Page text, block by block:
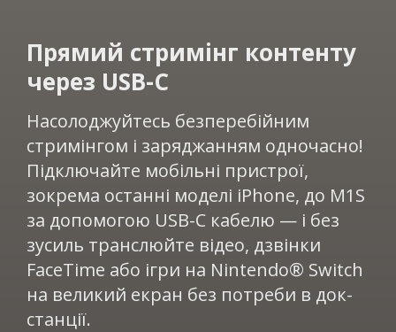
Прямий стримінг контенту
через USB-C​
Насолоджуйтесь безперебійним
стримінгом і заряджанням одночасно!
Підключайте мобільні пристрої,
зокрема останні моделі iPhone, до M1S
за допомогою USB-C кабелю — і без
зусиль транслюйте відео, дзвінки
FaceTime або ігри на Nintendo® Switch
на великий екран без потреби в док-
станції.